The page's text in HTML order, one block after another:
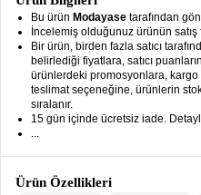
Alt
Giyimkeyboard_arrow_down
Dış
Giyimkeyboard_arrow_down
Tesettür
Giyim
keyboard_arrow_down
Beden keyboard_arrow_down
Bu ürün Modayase tarafından
İncelemiş olduğunuz ürünün satış
Bir ürün, birden fazla satıcı
belirlediği fiyatlara, satıcı
ürünlerdeki promosyonlara, kargo
teslimat seçeneğine, ürünlerin
sıralanır.
15 gün içinde ücretsiz iade.
Ürün Özellikleri